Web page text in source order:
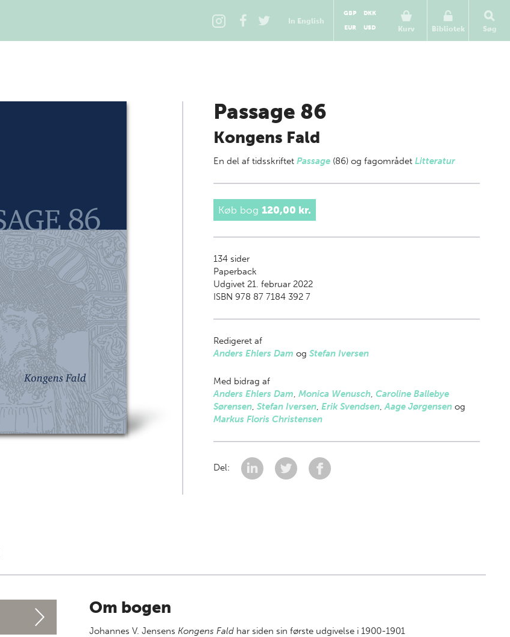
In English
Kurv
GBP
DKK
EUR
USD Bibliotek Søg
Passage 86
Kongens Fald
En del af tidsskriftet Passage (86) og fagområdet Litteratur
Køb bog 120,00 kr.
134sider
Paperback
Udgivet 21. februar 2022
ISBN 978 87 7184 392 7
Redigeret af
Anders Ehlers Dam og Stefan Iversen
Med bidrag af
Anders Ehlers Dam, Monica Wenusch, Caroline Ballebye
Sørensen, Stefan Iversen, Erik Svendsen,Aage Jørgensenog
Markus Floris Christensen
Del:
Om bogen
Johannes V. JensensKongens Fald har siden sin første udgivelse i 1900-1901